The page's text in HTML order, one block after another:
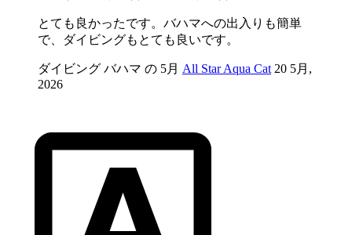
とても良かったです。バハマへの出入りも簡単
で、ダイビングもとても良いです。
ダイビング バハマ の 5月 All Star Aqua Cat 20 5月,
2026